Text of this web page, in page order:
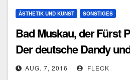
ÄSTHETIK UND KUNST SONSTIGES
Bad Muskau, der Fürst
Der deutsche Dandy
AUG. 7, 2016 FLECK